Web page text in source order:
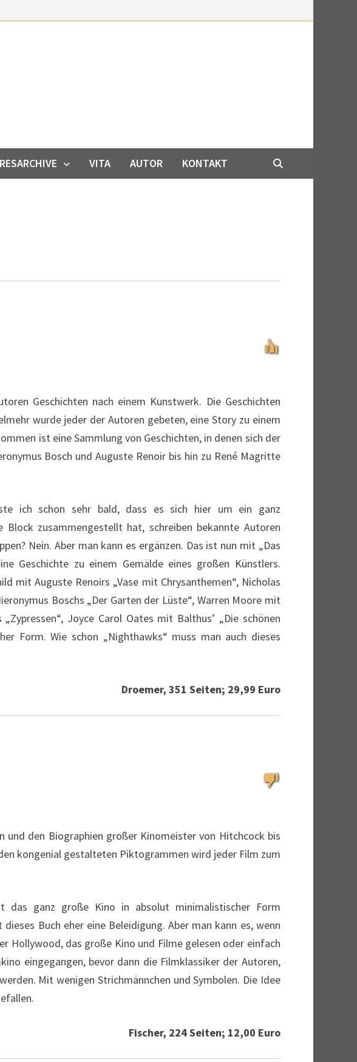
VITA AUTOR KONTAKT
Geschichten nach einem Kunstwerk. Die Geschichten
wurde jeder der Autoren gebeten, eine Story zu einem
ist eine Sammlung von Geschichten, in denen sich der
Bosch und Auguste Renoir bis hin zu René Magritte
ich schon sehr bald, dass es sich hier um ein ganz
zusammengestellt hat, schreiben bekannte Autoren
Nein. Aber man kann es ergänzen. Das ist nun mit „Das
Geschichte zu einem Gemälde eines großen Künstlers.
mit Auguste Renoirs „Vase mit Chrysanthemen“, Nicholas
Boschs „Der Garten der Lüste“, Warren Moore mit
Joyce Carol Oates mit Balthus’ „Die schönen
Form. Wie schon „Nighthawks“ muss man auch dieses
Droemer, 351 Seiten; 29,99 Euro
und den Biographien großer Kinomeister von Hitchcock bis
kongenial gestalteten Piktogrammen wird jeder Film zum
das ganz große Kino in absolut minimalistischer Form
Buch eher eine Beleidigung. Aber man kann es, wenn
Hollywood, das große Kino und Filme gelesen oder einfach
eingegangen, bevor dann die Filmklassiker der Autoren,
Mit wenigen Strichmännchen und Symbolen. Die Idee
Fischer, 224 Seiten; 12,00 Euro